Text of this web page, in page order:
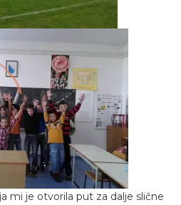
mi je otvorila put za dalje slične